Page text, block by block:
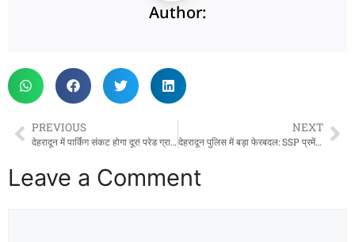
Author:
PREVIOUS
देहरादून में पार्किंग संकट होगा दूर! परेड ग्राउंड और सचिवालय में बनेगी विशाल अंडरग्राउंड पार्किंग, राजपुर रोड पर एलिवेटेड पार्किंग की तैयारी
NEXT
देहरादून पुलिस में बड़ा फेरबदल: SSP प्रमेंद्र डोबाल ने 33 पुलिस अधिकारियों के किए तबादले, कई थानों को मिले नए प्रभारी
Leave a Comment